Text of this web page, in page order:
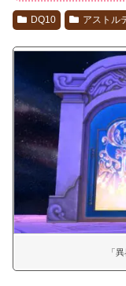
DQ10 アストル
「